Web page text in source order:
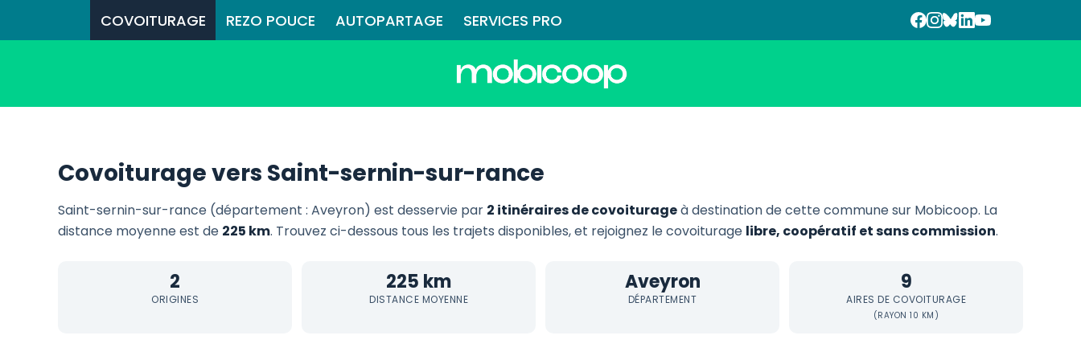
COVOITURAGE REZO POUCE AUTOPARTAGE SERVICES PRO
Covoiturage vers Saint-sernin-sur-rance
Saint-sernin-sur-rance (département : Aveyron) est desservie par 2 itinéraires de covoiturageà destination de cette commune sur Mobicoop. La
distance moyenne est de 225 km. Trouvez ci-dessous tous les trajets disponibles, et rejoignez le covoiturage libre, coopératif et sans commission.
2
ORIGINES
225 km
DISTANCE MOYENNE
Aveyron
DÉPARTEMENT
9
AIRES DE COVOITURAGE
(RAYON 10 KM)